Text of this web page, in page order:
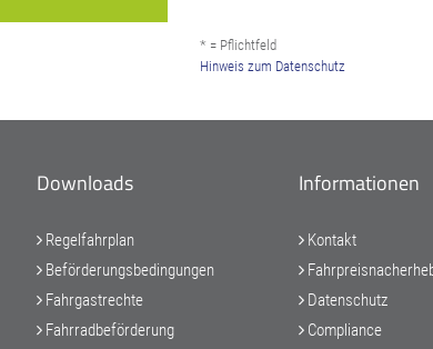
* = Pflichtfeld
Hinweis zum Datenschutz
Downloads
Regelfahrplan
Beförderungsbedingungen
Fahrgastrechte
Fahrradbeförderung
Informationen
Kontakt
Datenschutz
Compliance